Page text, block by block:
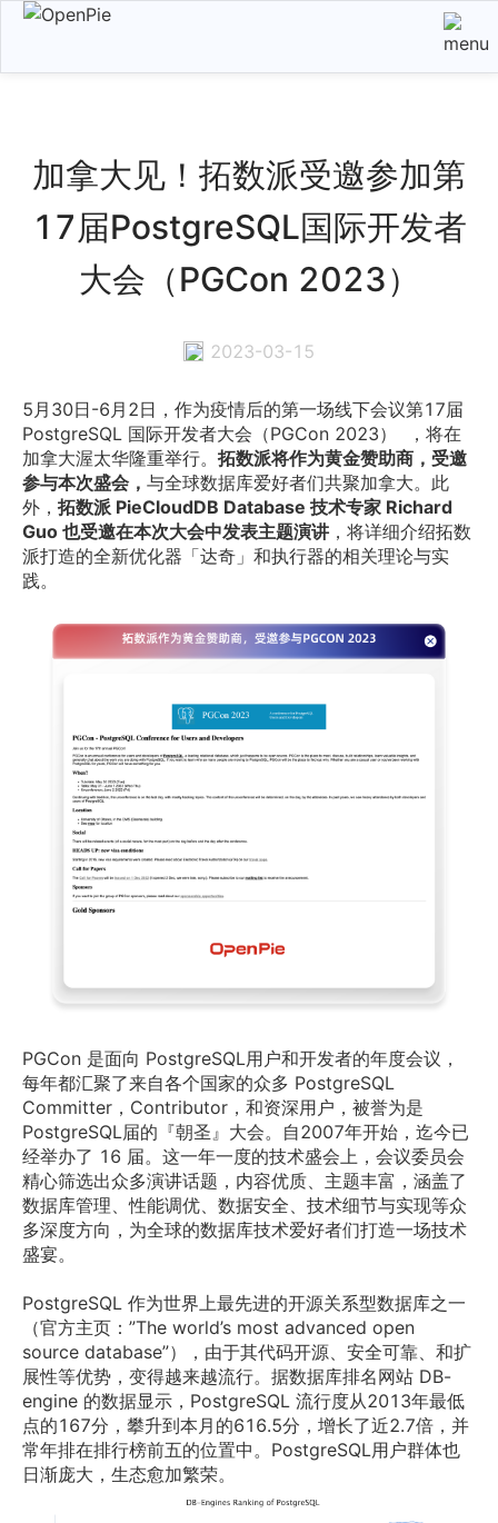
加拿大见！拓数派受邀参加第
17届PostgreSQL国际开发者
大会（PGCon 2023）
2023-03-15
5月30日-6月2日，作为疫情后的第一场线下会议第17届
PostgreSQL 国际开发者大会（PGCon 2023）  ，将在
加拿大渥太华隆重举行。 拓数派将作为黄金赞助商，受邀
参与本次盛会， 与全球数据库爱好者们共聚加拿大。此
外， 拓数派 PieCloudDB Database 技术专家 Richard
Guo 也受邀在本次大会中发表主题演讲 ，将详细介绍拓数
派打造的全新优化器「达奇」和执行器的相关理论与实
践。
PGCon 是面向 PostgreSQL用户和开发者的年度会议，
每年都汇聚了来自各个国家的众多 PostgreSQL
Committer，Contributor，和资深用户，被誉为是
PostgreSQL届的『朝圣』大会。自2007年开始，迄今已
经举办了 16 届。这一年一度的技术盛会上，会议委员会
精心筛选出众多演讲话题，内容优质、主题丰富，涵盖了
数据库管理、性能调优、数据安全、技术细节与实现等众
多深度方向，为全球的数据库技术爱好者们打造一场技术
盛宴。
PostgreSQL 作为世界上最先进的开源关系型数据库之一
（官方主页：”The world’s most advanced open
source database”），由于其代码开源、安全可靠、和扩
展性等优势，变得越来越流行。据数据库排名网站 DB-
engine 的数据显示，PostgreSQL 流行度从2013年最低
点的167分，攀升到本月的616.5分，增长了近2.7倍，并
常年排在排行榜前五的位置中。PostgreSQL用户群体也
日渐庞大，生态愈加繁荣。